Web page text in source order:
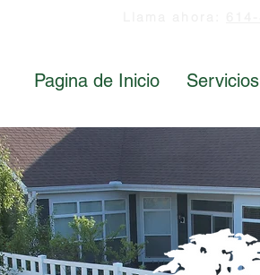
Pagina de Inicio Servicios